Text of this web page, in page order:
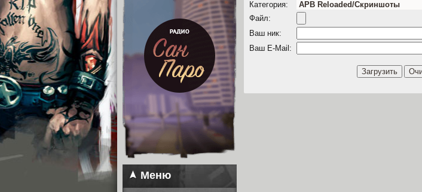
Меню
Категория:
Файл:
Ваш ник:
Ваш E-Mail: